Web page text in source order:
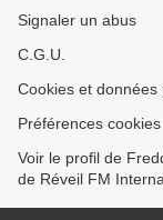
Signaler un abus
C.G.U.
Cookies et données
Préférences cookies
Voir le profil de
de Réveil FM